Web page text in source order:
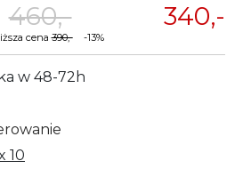
340,-
460,-
cena390,--13%
w 48-72h
10